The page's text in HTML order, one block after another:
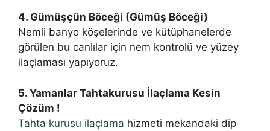
4. Gümüşçün Böceği (Gümüş Böceği)
Nemli banyo köşelerinde ve kütüphanelerde
görülen bu canlılar için nem kontrolü ve yüzey
ilaçlaması yapıyoruz.
5. Yamanlar Tahtakurusu İlaçlama Kesin
Çözüm !
Tahta kurusu ilaçlama hizmeti mekandaki dip